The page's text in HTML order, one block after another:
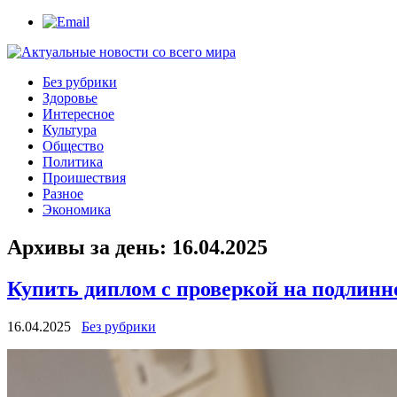
Без рубрики
Здоровье
Интересное
Культура
Общество
Политика
Проишествия
Разное
Экономика
Архивы за день: 16.04.2025
Купить диплом с проверкой на
16.04.2025 Без рубрики